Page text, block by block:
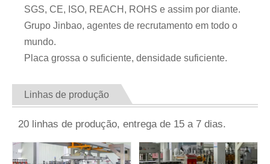
SGS, CE, ISO, REACH, ROHS e assim por diante.
Grupo Jinbao, agentes de recrutamento em todo o
mundo.
Placa grossa o suficiente, densidade suficiente.
Linhas de produção
20 linhas de produção, entrega de 15 a 7 dias.